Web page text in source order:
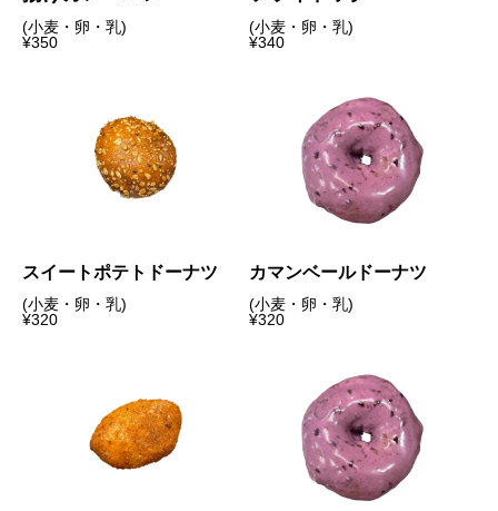
(小麦・卵・乳)
¥350
(小麦・卵・乳)
¥340
スイートポテトドーナツ
(小麦・卵・乳)
¥320
カマンベールドーナツ
(小麦・卵・乳)
¥320